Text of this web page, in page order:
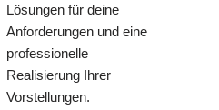
Lösungen für deine
Anforderungen und eine
professionelle
Realisierung Ihrer
Vorstellungen.